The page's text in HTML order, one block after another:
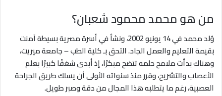
من هو محمد محمود شعبان؟
وُلد محمد في 14 يونيو 2002، ونشأ في أسرة مصرية بسيطة آمنت
بقيمة التعليم والعمل الجاد. التحق بـ كلية الطب – جامعة ميريت،
وهناك بدأت ملامح حلمه تتضح مبكرًا، إذ أبدى شغفًا كبيرًا بعلم
الأعصاب والتشريح، وقرر منذ سنواته الأولى أن يسلك طريق الجراحة
العصبية، رغم ما يتطلبه هذا المجال من دقة وصبر طويل.